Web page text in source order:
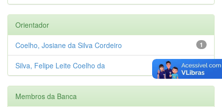
Orientador
1
Coelho, Josiane da Silva Cordeiro
1
Silva, Felipe Leite Coelho da
Membros da Banca